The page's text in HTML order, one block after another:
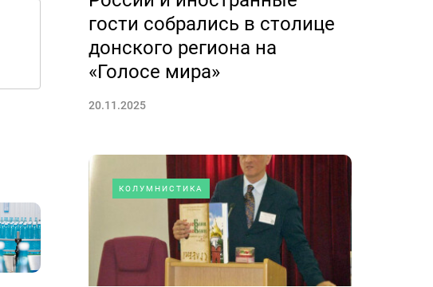
гости собрались в столице
донского региона на
«Голосе мира»
20.11.2025
КОЛУМНИСТИКА